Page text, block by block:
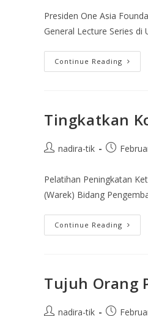
Presiden One Asia
General Lecture Series
Continue Reading
Tingkatkan
nadira-tik
Pelatihan Peningkatan
(Warek) Bidang
Continue Reading
Tujuh Orang
nadira-tik